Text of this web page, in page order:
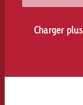
Charger plus